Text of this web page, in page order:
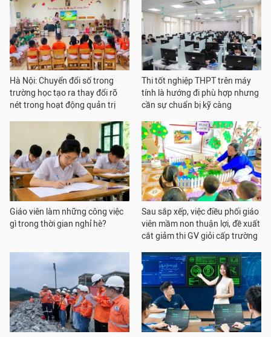
Hà Nội: Chuyển đổi số trong
trường học tạo ra thay đổi rõ
nét trong hoạt động quản trị
Thi tốt nghiệp THPT trên máy
tính là hướng đi phù hợp nhưng
cần sự chuẩn bị kỹ càng
Giáo viên làm những công việc
gì trong thời gian nghỉ hè?
Sau sắp xếp, việc điều phối giáo
viên mầm non thuận lợi, đề xuất
cắt giảm thi GV giỏi cấp trường